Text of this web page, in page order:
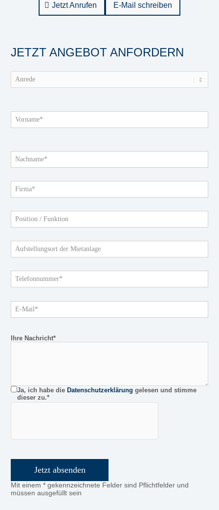
Jetzt Anrufen E-Mail schreiben
JETZT ANGEBOT ANFORDERN
Ihre Nachricht*
Ja, ich habe die Datenschutzerklärung gelesen und stimme
dieser zu.*
leer.
Mit einem * gekennzeichnete Felder sind Pflichtfelder und
müssen ausgefüllt sein